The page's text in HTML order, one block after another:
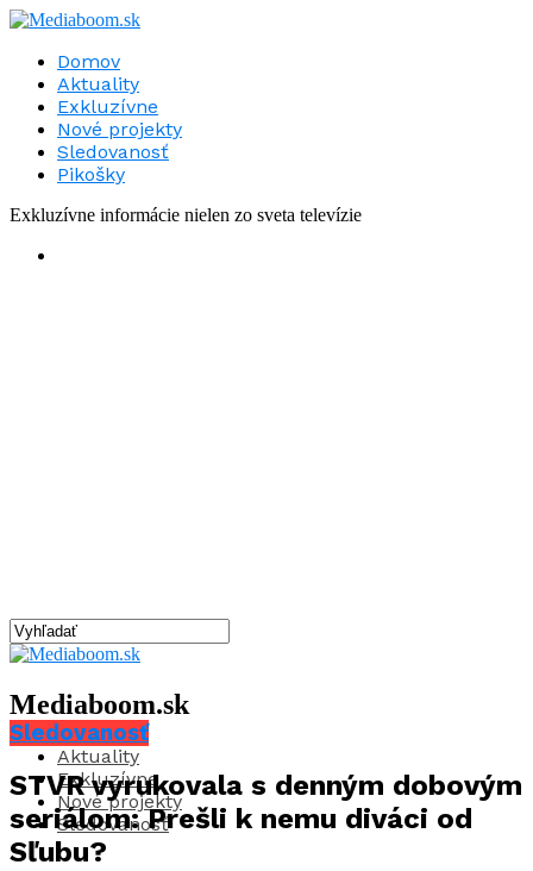
Domov
Aktuality
Exkluzívne
Nové projekty
Sledovanosť
Pikošky
Exkluzívne informácie nielen zo sveta televízie
Mediaboom.sk
Aktuality
Exkluzívne
Nové projekty
Sledovanosť
Sledovanosť
STVR vyrukovala s denným dobovým
seriálom: Prešli k nemu diváci od
Sľubu?